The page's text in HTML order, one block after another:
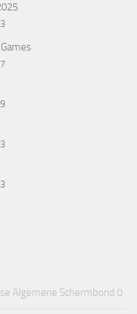
Algemene Schermbond 0